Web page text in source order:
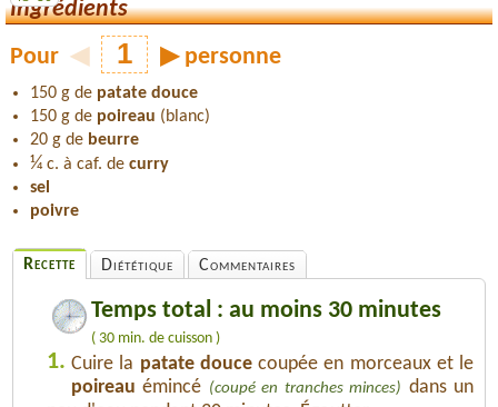
Ingrédients
Pour ◀ ▶ personne
150 g de patate douce
150 g de poireau (blanc)
20 g de beurre
¼c. à caf. de curry
sel
poivre
Recette Diététique Commentaires
Temps total : au moins 30 minutes
( 30 min. de cuisson )
1. Cuire la patate doucecoupée en morceaux et le
poireau émincé (coupé en tranches minces) dans un